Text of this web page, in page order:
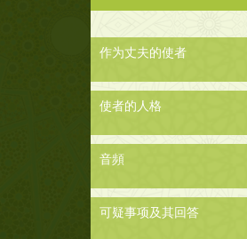
作为丈夫的使者
使者的人格
音頻
可疑事项及其回答